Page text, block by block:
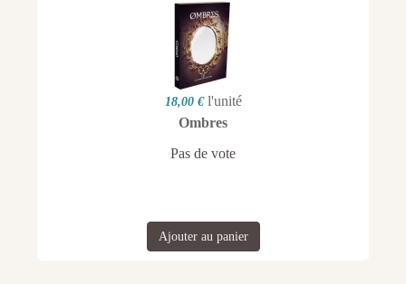
18,00 € l'unité
Ombres
Pas de vote
Ajouter au panier